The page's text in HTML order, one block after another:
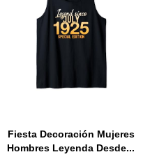
Fiesta Decoración Mujeres
Hombres Leyenda Desde...